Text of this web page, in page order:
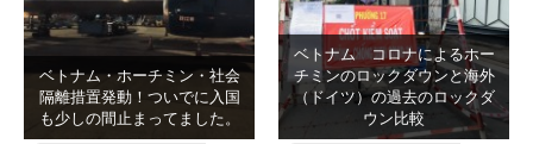
ベトナム・ホーチミン・社会
隔離措置発動！ついでに入国
も少しの間止まってました。
ベトナム コロナによるホー
チミンのロックダウンと海外
（ドイツ）の過去のロックダ
ウン比較